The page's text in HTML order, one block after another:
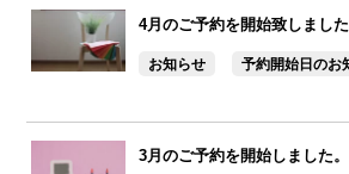
4月のご予約を開始致しました
お知らせ 予約開始日のお
3月のご予約を開始しました。